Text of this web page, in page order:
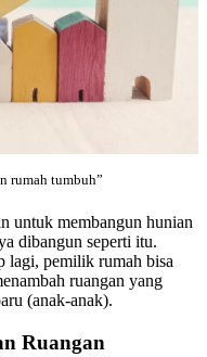
rumah tumbuh”
untuk membangun hunian
dibangun seperti itu.
lagi, pemilik rumah bisa
ruangan yang
(anak-anak).
Ruangan